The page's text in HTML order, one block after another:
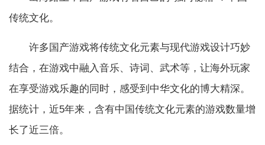
传统文化。
许多国产游戏将传统文化元素与现代游戏设计巧妙
结合，在游戏中融入音乐、诗词、武术等，让海外玩家
在享受游戏乐趣的同时，感受到中华文化的博大精深。
据统计，近5年来，含有中国传统文化元素的游戏数量增
长了近三倍。